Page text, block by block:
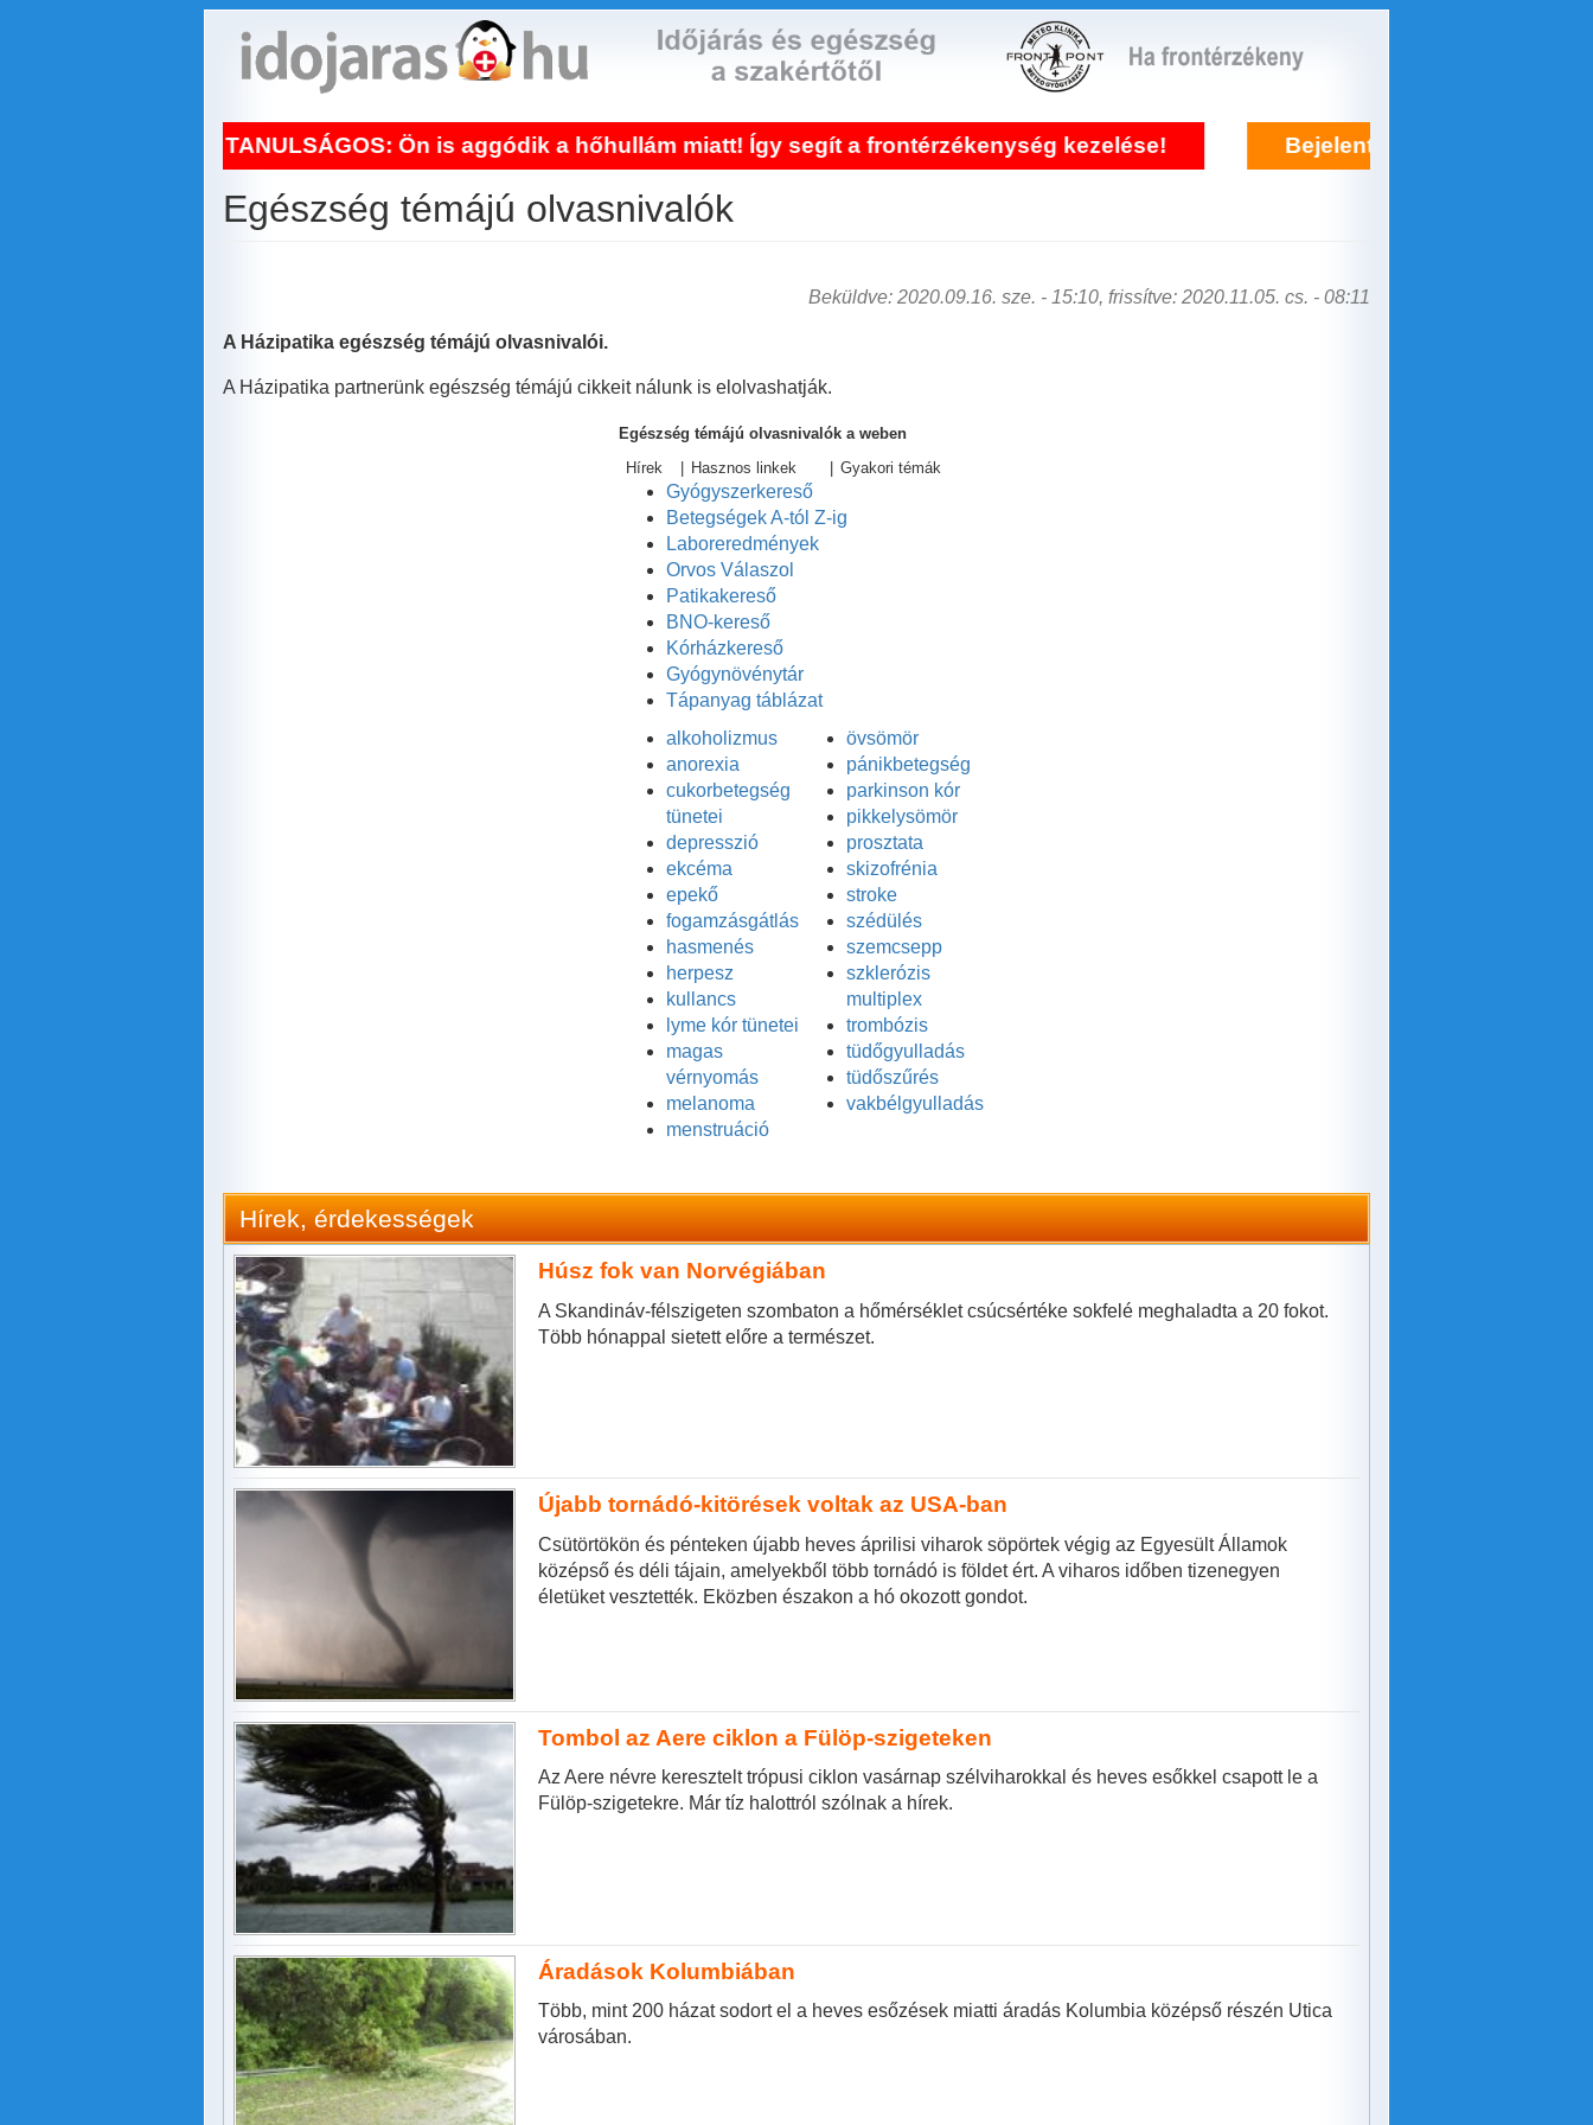
NAPI TANULSÁGOS: Ön is aggódik a hőhullám miatt! Így segít a frontérzékenység kezelése! Bejelentkezés frontérzékenység
Egészség témájú olvasnivalók
Beküldve: 2020.09.16. sze. - 15:10, frissítve: 2020.11.05. cs. - 08:11
A Házipatika egészség témájú olvasnivalói.
A Házipatika partnerünk egészség témájú cikkeit nálunk is elolvashatják.
Egészség témájú olvasnivalók a weben
Hírek
Hasznos linkek Gyakori témák
Gyógyszerkereső
Betegségek A-tól Z-ig
Laboreredmények
Orvos Válaszol
Patikakereső
BNO-kereső
Kórházkereső
Gyógynövénytár
Tápanyag táblázat
alkoholizmus
anorexia
cukorbetegség
tünetei
depresszió
ekcéma
epekő
fogamzásgátlás
hasmenés
herpesz
kullancs
lyme kór tünetei
magas
vérnyomás
melanoma
menstruáció
övsömör
pánikbetegség
parkinson kór
pikkelysömör
prosztata
skizofrénia
stroke
szédülés
szemcsepp
szklerózis
multiplex
trombózis
tüdőgyulladás
tüdőszűrés
vakbélgyulladás
Hírek, érdekességek
Húsz fok van Norvégiában
A Skandináv-félszigeten szombaton a hőmérséklet csúcsértéke sokfelé meghaladta a 20 fokot.
Több hónappal sietett előre a természet.
Újabb tornádó-kitörések voltak az USA-ban
Csütörtökön és pénteken újabb heves áprilisi viharok söpörtek végig az Egyesült Államok
középső és déli tájain, amelyekből több tornádó is földet ért. A viharos időben tizenegyen
életüket vesztették. Eközben északon a hó okozott gondot.
Tombol az Aere ciklon a Fülöp-szigeteken
Az Aere névre keresztelt trópusi ciklon vasárnap szélviharokkal és heves esőkkel csapott le a
Fülöp-szigetekre. Már tíz halottról szólnak a hírek.
Áradások Kolumbiában
Több, mint 200 házat sodort el a heves esőzések miatti áradás Kolumbia középső részén Utica
városában.